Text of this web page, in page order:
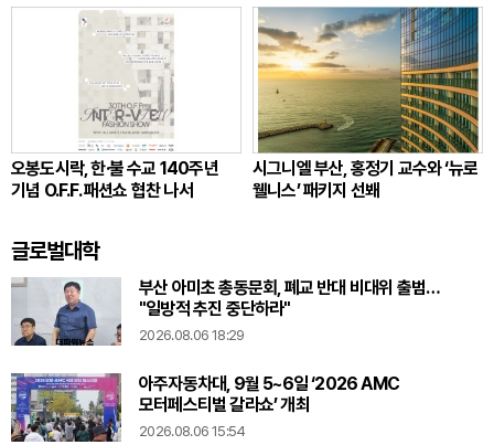
오봉도시락, 한·불 수교 140주년
기념 O.F.F. 패션쇼 협찬 나서
시그니엘 부산, 홍정기 교수와 ‘뉴로
웰니스’ 패키지 선봬
글로벌대학
부산 아미초 총동문회, 폐교 반대 비대위 출범…
"일방적 추진 중단하라"
2026.08.06 18:29
아주자동차대, 9월 5~6일 ‘2026 AMC
모터페스티벌 갈라쇼’ 개최
2026.08.06 15:54